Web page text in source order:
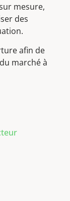
mesure,
des
afin de
marché à